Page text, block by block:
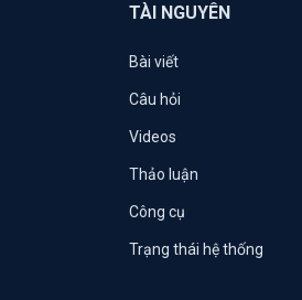
TÀI NGUYÊN
Bài viết
Câu hỏi
Videos
Thảo luận
Công cụ
Trạng thái hệ thống